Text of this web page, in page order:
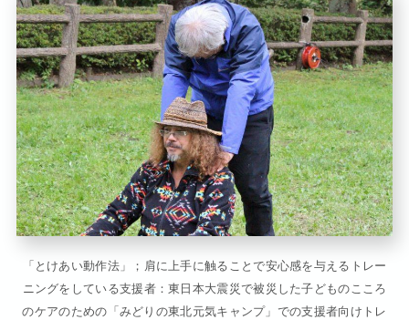
「とけあい動作法」；肩に上手に触ることで安心感を与えるトレー
ニングをしている支援者：東日本大震災で被災した子どものこころ
のケアのための「みどりの東北元気キャンプ」での支援者向けトレ